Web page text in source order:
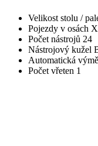
Velikost stolu /
Pojezdy v osách
Počet nástrojů 24
Nástrojový kužel
Automatická
Počet vřeten 1